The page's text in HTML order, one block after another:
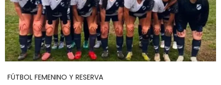
FÚTBOL FEMENINO Y RESERVA